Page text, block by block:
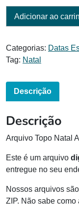
Adicionar ao
Categorias: Datas
Tag: Natal
Descrição
Descrição
Arquivo Topo Natal
Este é um arquivo
entregue no seu
Nossos arquivos
ZIP. Não sabe como